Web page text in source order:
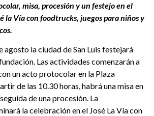
misa, procesión y un festejo en el
la Vía con foodtrucks, juegos para niños y
agosto la ciudad de San Luis festejará
Las actividades comenzarán a
un acto protocolar en la Plaza
de las 10.30 horas, habrá una misa en
de una procesión. La
la celebración en el José La Vía con